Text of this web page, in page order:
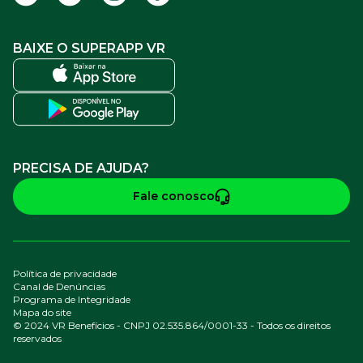
BAIXE O SUPERAPP VR
PRECISA DE AJUDA?
Fale conosco
© 2024 VR Benefícios - CNPJ 02.535.864/0001-33 - Todos os direitos
reservados
Política de privacidade
Canal de Denúncias
Programa de Integridade
Mapa do site